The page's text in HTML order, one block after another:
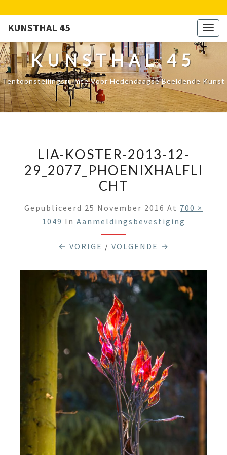
KUNSTHAL 45
KUNSTHAL 45
Tentoonstellingsruimte Voor Hedendaagse Beeldende Kunst
LIA-KOSTER-2013-12-
29_2077_PHOENIXHALFLI
CHT
Gepubliceerd 25 November 2016 At 700 ×
1049 In Aanmeldingsbevestiging
← VORIGE / VOLGENDE →